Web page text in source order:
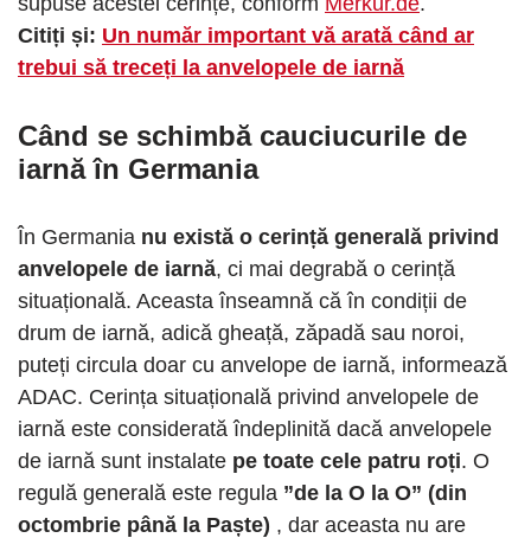
Citiți și: Un număr important vă arată când ar
trebui să treceți la anvelopele de iarnă
Când se schimbă cauciucurile de
iarnă în Germania
În Germania nu există o cerință generală privind
anvelopele de iarnă, ci mai degrabă o cerință
situațională. Aceasta înseamnă că în condiții de
drum de iarnă, adică gheață, zăpadă sau noroi,
puteți circula doar cu anvelope de iarnă, informează
ADAC. Cerința situațională privind anvelopele de
iarnă este considerată îndeplinită dacă anvelopele
de iarnă sunt instalate pe toate cele patru roți. O
regulă generală este regula ”de la O la O” (din
octombrie până la Paște) , dar aceasta nu are